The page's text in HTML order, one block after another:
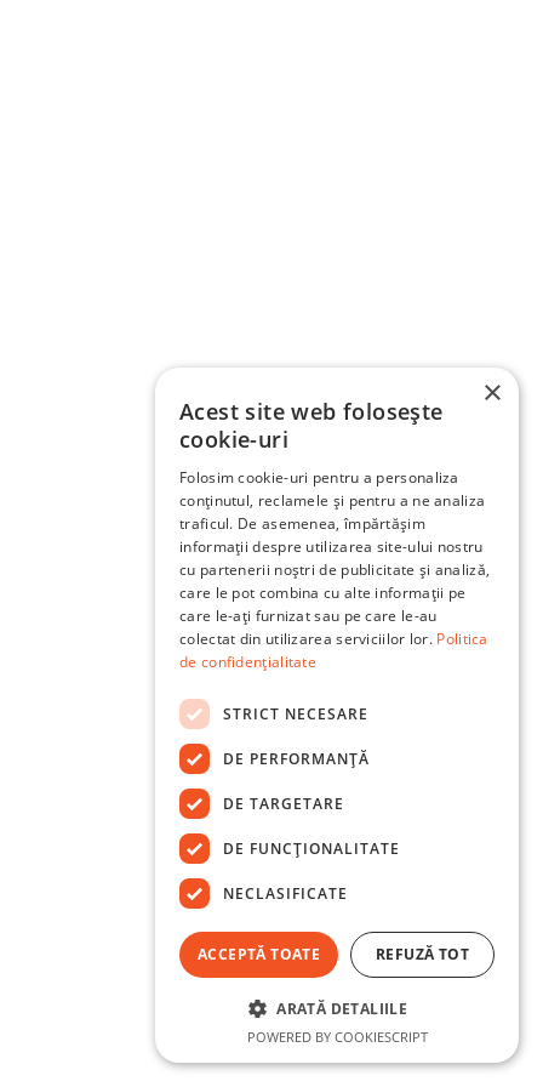
×
Acest site web folosește
cookie-uri
Folosim cookie-uri pentru a personaliza
conținutul, reclamele și pentru a ne analiza
traficul. De asemenea, împărtășim
informații despre utilizarea site-ului nostru
cu partenerii noștri de publicitate și analiză,
care le pot combina cu alte informații pe
care le-ați furnizat sau pe care le-au
colectat din utilizarea serviciilor lor. Politica
de confidențialitate
STRICT NECESARE
DE PERFORMANȚĂ
DE TARGETARE
DE FUNCŢIONALITATE
NECLASIFICATE
ACCEPTĂ TOATE REFUZĂ TOT
ARATĂ DETALIILE
POWERED BY COOKIESCRIPT